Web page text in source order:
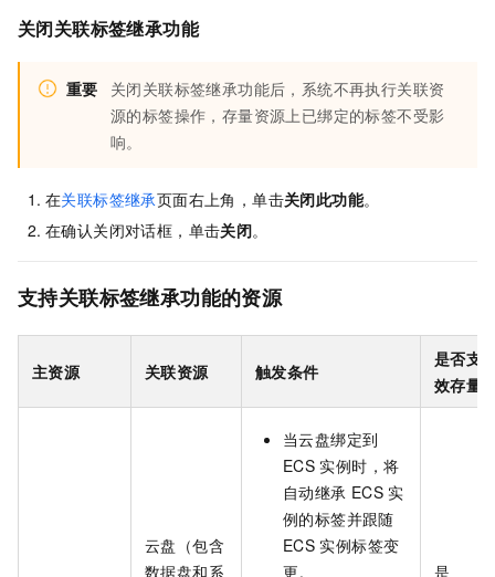
关闭关联标签继承功能
重要
关闭关联标签继承功能后，系统不再执行关联资
源的标签操作，存量资源上已绑定的标签不受影
响。
在关联标签继承页面右上角，单击关闭此功能。
在确认关闭对话框，单击关闭。
支持关联标签继承功能的资源
主资源 关联资源 触发条件
是否支
效存量
云盘（包含
数据盘和系
当云盘绑定到
ECS 实例时，将
自动继承 ECS 实
例的标签并跟随
ECS 实例标签变
更。
是